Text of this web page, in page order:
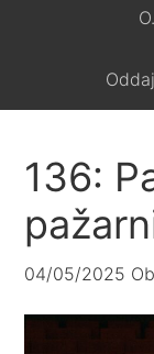
136:
04/05/2025